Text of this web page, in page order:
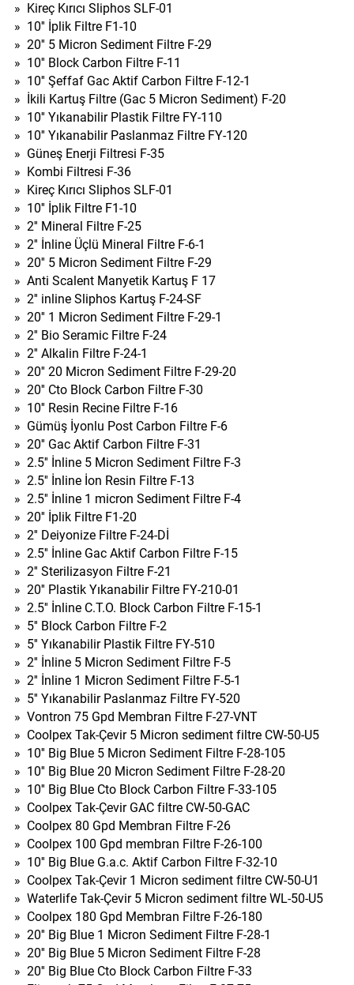
» Kireç Kırıcı Sliphos SLF-01
» 10'' İplik Filtre F1-10
» 20'' 5 Micron Sediment Filtre F-29
» 10'' Block Carbon Filtre F-11
» 10'' Şeffaf Gac Aktif Carbon Filtre F-12-1
» İkili Kartuş Filtre (Gac 5 Micron Sediment) F-20
» 10'' Yıkanabilir Plastik Filtre FY-110
» 10'' Yıkanabilir Paslanmaz Filtre FY-120
» Güneş Enerji Filtresi F-35
» Kombi Filtresi F-36
» Kireç Kırıcı Sliphos SLF-01
» 10'' İplik Filtre F1-10
» 2'' Mineral Filtre F-25
» 2'' İnline Üçlü Mineral Filtre F-6-1
» 20'' 5 Micron Sediment Filtre F-29
» Anti Scalent Manyetik Kartuş F 17
» 2'' inline Sliphos Kartuş F-24-SF
» 20'' 1 Micron Sediment Filtre F-29-1
» 2'' Bio Seramic Filtre F-24
» 2'' Alkalin Filtre F-24-1
» 20'' 20 Micron Sediment Filtre F-29-20
» 20'' Cto Block Carbon Filtre F-30
» 10'' Resin Recine Filtre F-16
» Gümüş İyonlu Post Carbon Filtre F-6
» 20'' Gac Aktif Carbon Filtre F-31
» 2.5'' İnline 5 Micron Sediment Filtre F-3
» 2.5'' İnline İon Resin Filtre F-13
» 2.5'' İnline 1 micron Sediment Filtre F-4
» 20'' İplik Filtre F1-20
» 2'' Deiyonize Filtre F-24-Dİ
» 2.5'' İnline Gac Aktif Carbon Filtre F-15
» 2'' Sterilizasyon Filtre F-21
» 20'' Plastik Yıkanabilir Filtre FY-210-01
» 2.5'' İnline C.T.O. Block Carbon Filtre F-15-1
» 5'' Block Carbon Filtre F-2
» 5'' Yıkanabilir Plastik Filtre FY-510
» 2'' İnline 5 Micron Sediment Filtre F-5
» 2'' İnline 1 Micron Sediment Filtre F-5-1
» 5'' Yıkanabilir Paslanmaz Filtre FY-520
» Vontron 75 Gpd Membran Filtre F-27-VNT
» Coolpex Tak-Çevir 5 Micron sediment filtre CW-50-U5
» 10'' Big Blue 5 Micron Sediment Filtre F-28-105
» 10'' Big Blue 20 Micron Sediment Filtre F-28-20
» 10'' Big Blue Cto Block Carbon Filtre F-33-105
» Coolpex Tak-Çevir GAC filtre CW-50-GAC
» Coolpex 80 Gpd Membran Filtre F-26
» Coolpex 100 Gpd membran Filtre F-26-100
» 10'' Big Blue G.a.c. Aktif Carbon Filtre F-32-10
» Coolpex Tak-Çevir 1 Micron sediment filtre CW-50-U1
» Waterlife Tak-Çevir 5 Micron sediment filtre WL-50-U5
» Coolpex 180 Gpd Membran Filtre F-26-180
» 20'' Big Blue 1 Micron Sediment Filtre F-28-1
» 20'' Big Blue 5 Micron Sediment Filtre F-28
» 20'' Big Blue Cto Block Carbon Filtre F-33